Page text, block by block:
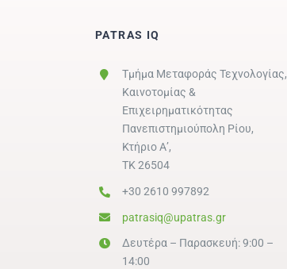
PATRAS IQ
Τμήμα Μεταφοράς Τεχνολογίας,
Καινοτομίας &
Επιχειρηματικότητας
Πανεπιστημιούπολη Ρίου,
Κτήριο Α’,
ΤΚ 26504
+30 2610 997892
patrasiq@upatras.gr
Δευτέρα – Παρασκευή: 9:00 –
14:00